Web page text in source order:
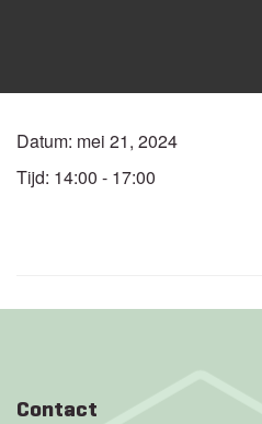
Datum: mei 21, 2024
Tijd: 14:00 - 17:00
Contact